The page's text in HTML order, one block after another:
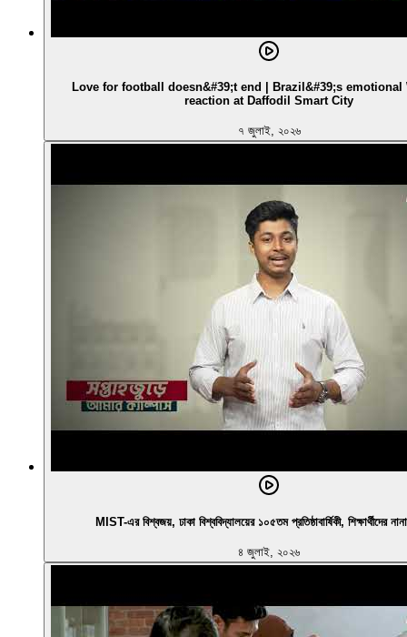
Love for football doesn&#39;t end | Brazil&#39;s emotional
reaction at Daffodil Smart City
৭ জুলাই, ২০২৬
MIST-এর বিশ্বজয়, ঢাকা বিশ্ববিদ্যালয়ের ১০৫তম প্রতিষ্ঠাবার্ষিকী, শিক্ষার্থীদের
৪ জুলাই, ২০২৬